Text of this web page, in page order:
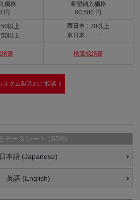
価格
円
50以上
50以上
績書
希望納入価格
60,500 円
西日本 : 20以上
東日本 :
-
検査成績書
スタム製造のご相談
データシート (SDS)
日本語 (Japanese)
英語 (English)